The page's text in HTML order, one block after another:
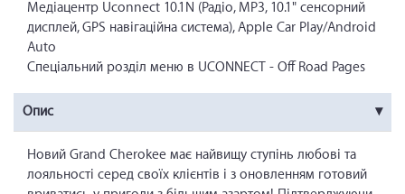
Медіацентр Uconnect 10.1N (Радіо, MP3, 10.1" сенсорний
дисплей, GPS навігаційна система), Apple Car Play/Android
Auto
Спеціальний розділ меню в UCONNECT - Off Road Pages
Опис
Новий Grand Cherokee має найвищу ступінь любові та
лояльності серед своїх клієнтів і з оновленням готовий